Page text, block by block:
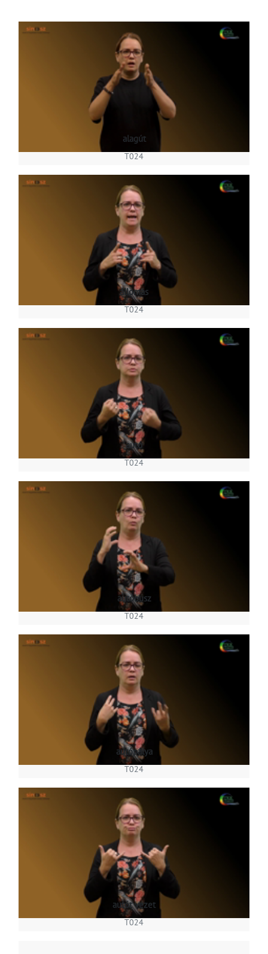
alagút
T024
állomás
T024
autó
T024
autóbusz
T024
autópálya
T024
autót vezet
T024